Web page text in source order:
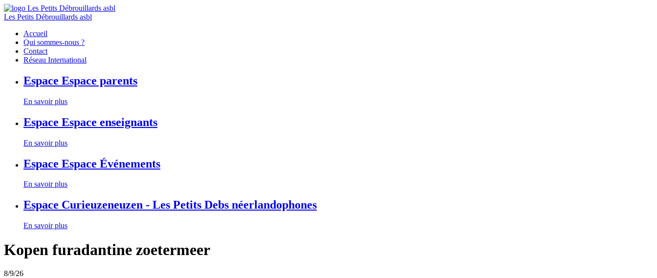
Les Petits Débrouillards asbl
Accueil
Qui sommes-nous ?
Contact
Réseau International
Espace Espace parents
En savoir plus
Espace Espace enseignants
En savoir plus
Espace Espace Événements
En savoir plus
Espace Curieuzeneuzen - Les Petits Debs néerlandophones
En savoir plus
Kopen furadantine zoetermeer
8/9/26